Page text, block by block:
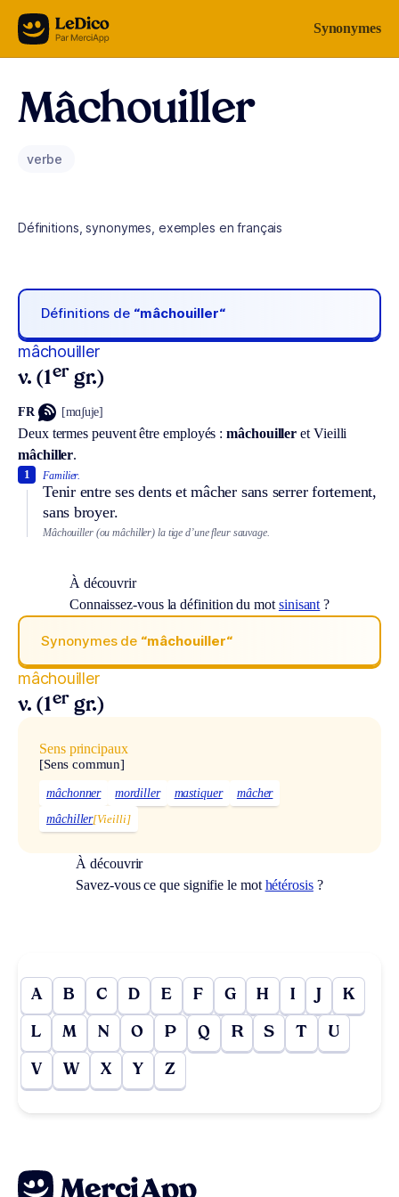
Aller au contenu Synonymes
Mâchouiller
verbe
Définitions, synonymes, exemples en français
Définitions de “mâchouiller“
mâchouiller
v. (1er gr.)
FR [mɑʃuje]
Deux termes peuvent être employés :mâchouiller et Vieilli
mâchiller.
Familier.
Tenir entre ses dents et mâcher sans serrer fortement,
sans broyer.
1
Mâchouiller (ou mâchiller) la tige d’une fleur sauvage.
À découvrir
Connaissez-vous la définition du motsinisant?
Synonymes de “mâchouiller“
mâchouiller
v. (1er gr.)
Sens principaux
[Sens commun]
mâchonner mordiller mastiquer
mâcher
mâchiller[Vieilli]
À découvrir
Savez-vous ce que signifie le mot hétérosis?
A B C D E F G H I J K
L M N O P Q R S T U
V W X Y Z